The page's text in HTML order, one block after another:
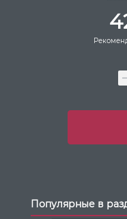
Популярные в